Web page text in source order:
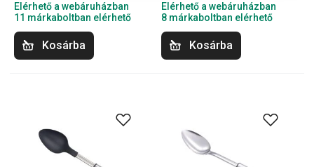
Elérhető a webáruházban
11 márkaboltban elérhető
Kosárba
Elérhető a webáruházban
8 márkaboltban elérhető
Kosárba